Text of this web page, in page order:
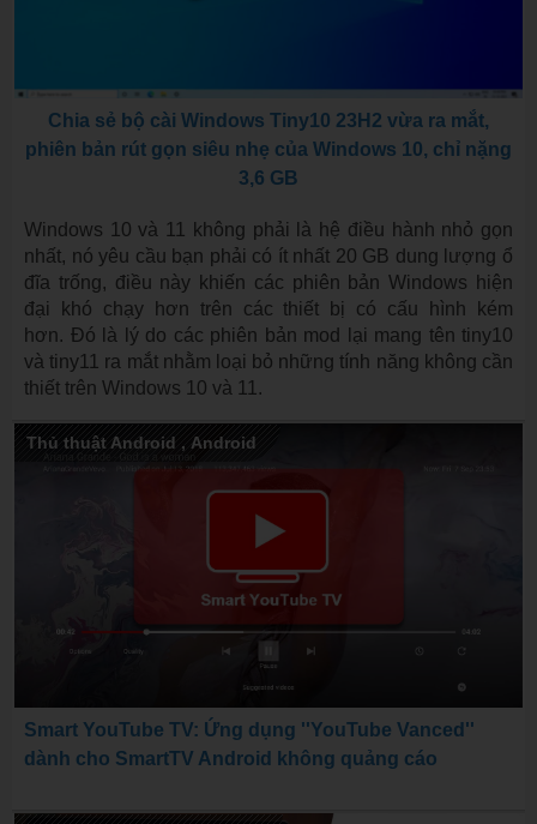
Chia sẻ bộ cài Windows Tiny10 23H2 vừa ra mắt,
phiên bản rút gọn siêu nhẹ của Windows 10, chỉ nặng
3,6 GB
Windows 10 và 11 không phải là hệ điều hành nhỏ gọn
nhất, nó yêu cầu bạn phải có ít nhất 20 GB dung lượng ổ
đĩa trống, điều này khiến các phiên bản Windows hiện
đại khó chạy hơn trên các thiết bị có cấu hình kém
hơn. Đó là lý do các phiên bản mod lại mang tên tiny10
và tiny11 ra mắt nhằm loại bỏ những tính năng không cần
thiết trên Windows 10 và 11.
Thủ thuật Android , Android
Smart YouTube TV: Ứng dụng ''YouTube Vanced''
dành cho SmartTV Android không quảng cáo